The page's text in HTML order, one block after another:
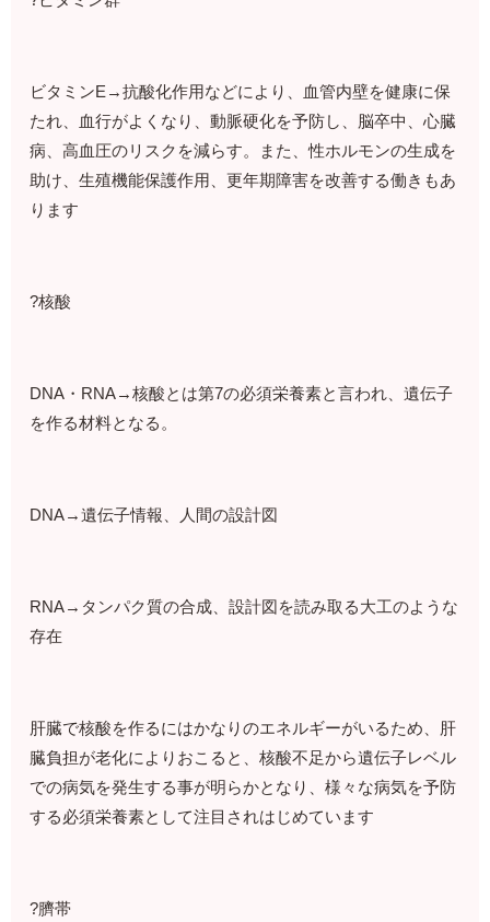
ビタミンE→抗酸化作用などにより、血管内壁を健康に保
たれ、血行がよくなり、動脈硬化を予防し、脳卒中、心臓
病、高血圧のリスクを減らす。また、性ホルモンの生成を
助け、生殖機能保護作用、更年期障害を改善する働きもあ
ります
?核酸
DNA・RNA→核酸とは第7の必須栄養素と言われ、遺伝子
を作る材料となる。
DNA→遺伝子情報、人間の設計図
RNA→タンパク質の合成、設計図を読み取る大工のような
存在
肝臓で核酸を作るにはかなりのエネルギーがいるため、肝
臓負担が老化によりおこると、核酸不足から遺伝子レベル
での病気を発生する事が明らかとなり、様々な病気を予防
する必須栄養素として注目されはじめています
?臍帯